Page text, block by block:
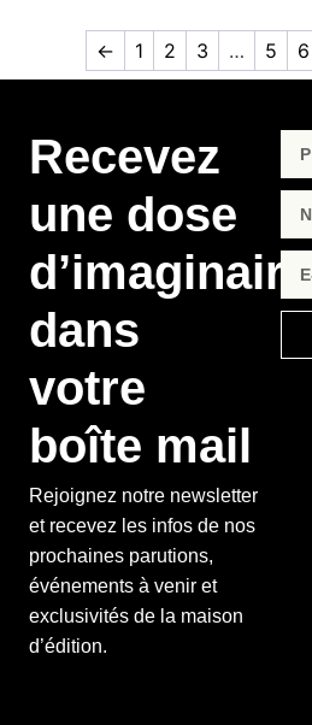
← 1 2 3 … 5 6
Recevez
une dose
d’imaginaire
dans
votre
boîte mail
Rejoignez notre newsletter
et recevez les infos de nos
prochaines parutions,
événements à venir et
exclusivités de la maison
d’édition.